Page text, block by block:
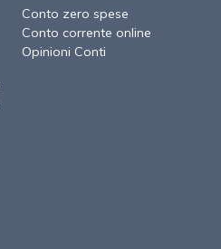
Conto zero spese
Conto corrente online
Opinioni Conti